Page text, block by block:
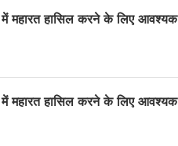
हासिल करने के लिए आवश्यक
हासिल करने के लिए आवश्यक